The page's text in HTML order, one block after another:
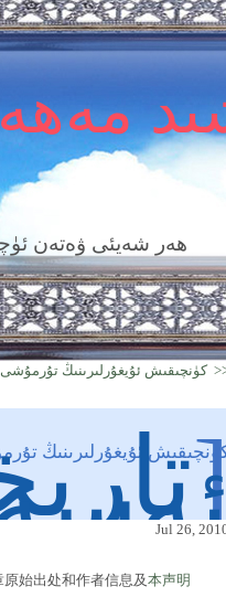
ھەر شەيئى ۋەتەن
كۈنچىقىش ئۇيغۇرلىرىنىڭ تۇرمۇشى
ئۇيغۇرلىرىنىڭ
Jul 26,
始出处和作者信息及本声明